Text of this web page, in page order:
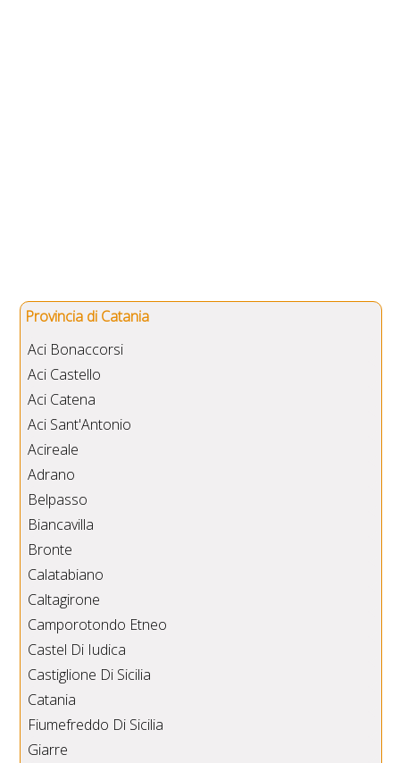
Provincia di Catania
Aci Bonaccorsi
Aci Castello
Aci Catena
Aci Sant'Antonio
Acireale
Adrano
Belpasso
Biancavilla
Bronte
Calatabiano
Caltagirone
Camporotondo Etneo
Castel Di Iudica
Castiglione Di Sicilia
Catania
Fiumefreddo Di Sicilia
Giarre